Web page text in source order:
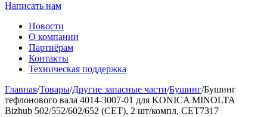
Написать нам
Новости
О компании
Партнёрам
Контакты
Техническая поддержка
Главная/Товары/Другие запасные части/Бушинг/Бушинг
тефлонового вала 4014-3007-01 для KONICA MINOLTA
Bizhub 502/552/602/652 (CET), 2 шт/компл, CET7317